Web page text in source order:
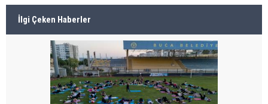
İlgi Çeken Haberler